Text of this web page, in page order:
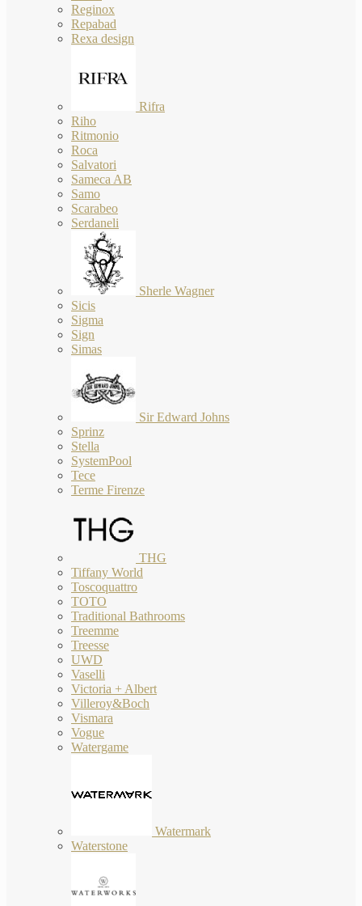
Reginox
Repabad
Rexa design
Rifra
Riho
Ritmonio
Roca
Salvatori
Sameca AB
Samo
Scarabeo
Serdaneli
Sherle Wagner
Sicis
Sigma
Sign
Simas
Sir Edward Johns
Sprinz
Stella
SystemPool
Tece
Terme Firenze
THG
Tiffany World
Toscoquattro
TOTO
Traditional Bathrooms
Treemme
Treesse
UWD
Vaselli
Victoria + Albert
Villeroy&Boch
Vismara
Vogue
Watergame
Watermark
Waterstone